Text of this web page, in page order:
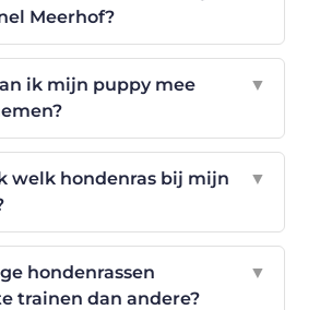
Meerhof?
ik mijn puppy mee
▼
welk hondenras bij mijn
▼
hondenrassen
trainen dan andere?
▼